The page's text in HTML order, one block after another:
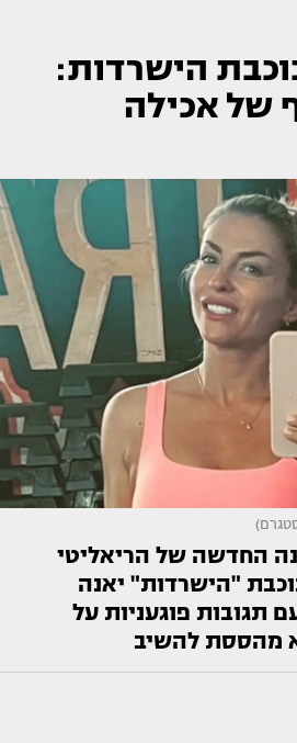
הישרדות:
של אכילה
החדשה של הריאליטי
"הישרדות" יאנה
תגובות פוגעניות על
מהססת להשיב